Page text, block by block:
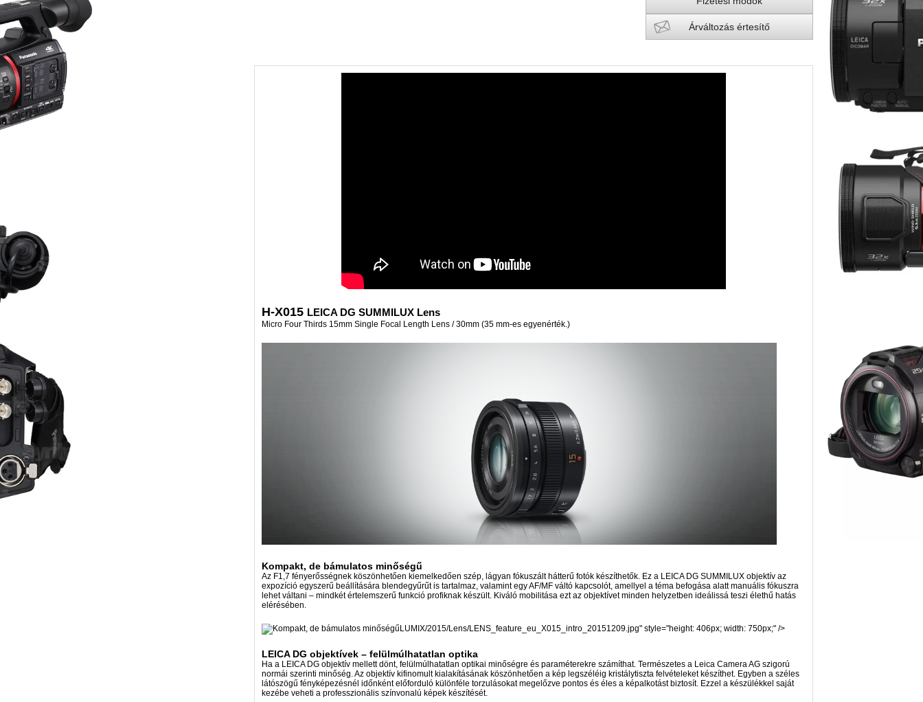
Árváltozás értesítő
H-X015 LEICA DG SUMMILUX Lens
Micro Four Thirds 15mm Single Focal Length Lens / 30mm (35 mm-es egyenérték.)
Kompakt, de bámulatos minőségű
Az F1,7 fényerősségnek köszönhetően kiemelkedően szép, lágyan fókuszált hátterű fotók készíthetők. Ez a LEICA DG SUMMILUX objektív az
expozíció egyszerű beállítására blendegyűrűt is tartalmaz, valamint egy AF/MF váltó kapcsolót, amellyel a téma befogása alatt manuális fókuszra
lehet váltani – mindkét értelemszerű funkció profiknak készült. Kiváló mobilitása ezt az objektívet minden helyzetben ideálissá teszi élethű hatás
elérésében.
LUMIX/2015/Lens/LENS_feature_eu_X015_intro_20151209.jpg" style="height: 406px; width: 750px;" />
LEICA DG objektívek – felülmúlhatatlan optika
Ha a LEICA DG objektív mellett dönt, felülmúlhatatlan optikai minőségre és paraméterekre számíthat. Természetes a Leica Camera AG szigorú
normái szerinti minőség. Az objektív kifinomult kialakításának köszönhetően a kép legszéléig kristálytiszta felvételeket készíthet. Egyben a széles
látószögű fényképezésnél időnként előforduló különféle torzulásokat megelőzve pontos és éles a képalkotást biztosít. Ezzel a készülékkel saját
kezébe veheti a professzionális színvonalú képek készítését.